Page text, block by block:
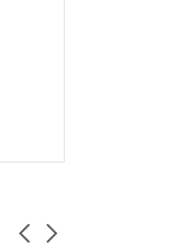
Carousel